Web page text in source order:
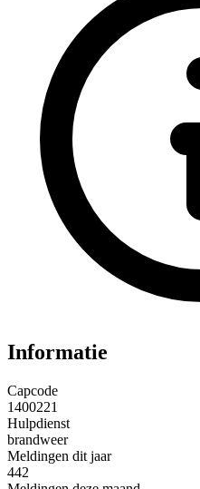
Informatie
Capcode
1400221
Hulpdienst
brandweer
Meldingen dit jaar
442